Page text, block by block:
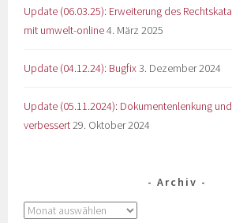
Update (06.03.25): Erweiterung des
mit umwelt-online4. März 2025
Update (04.12.24): Bugfix3. Dezember 2024
Update (05.11.2024): Dokumentenlenkung
verbessert29. Oktober 2024
Archiv